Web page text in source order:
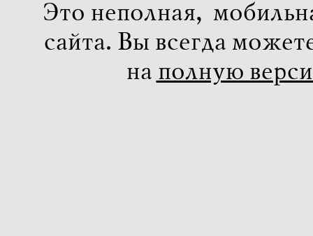
Это неполная,
сайта. Вы всегда
на полную